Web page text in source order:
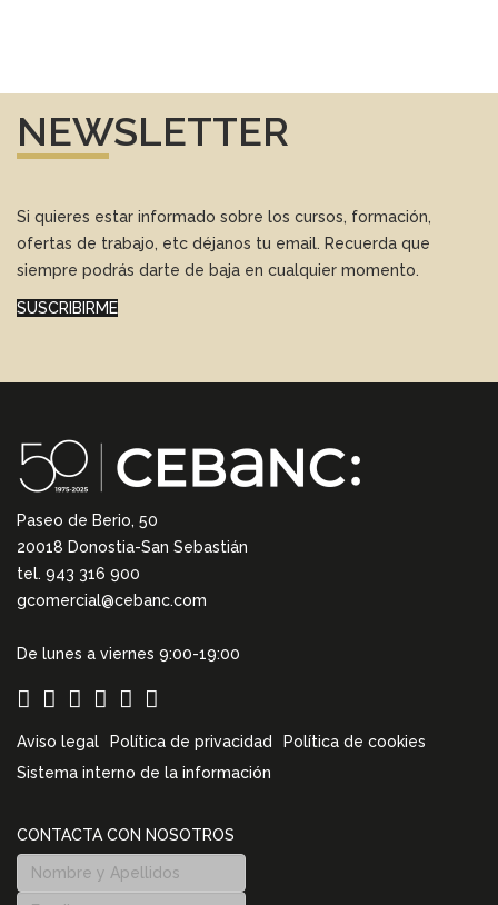
NEWSLETTER
Si quieres estar informado sobre los cursos, formación,
ofertas de trabajo, etc déjanos tu email. Recuerda que
siempre podrás darte de baja en cualquier momento.
SUSCRIBIRME
Paseo de Berio, 50
20018 Donostia-San Sebastián
tel. 943 316 900
gcomercial@cebanc.com
De lunes a viernes 9:00-19:00
Aviso legal Política de privacidad
Política de cookies
Sistema interno de la información
CONTACTA CON NOSOTROS